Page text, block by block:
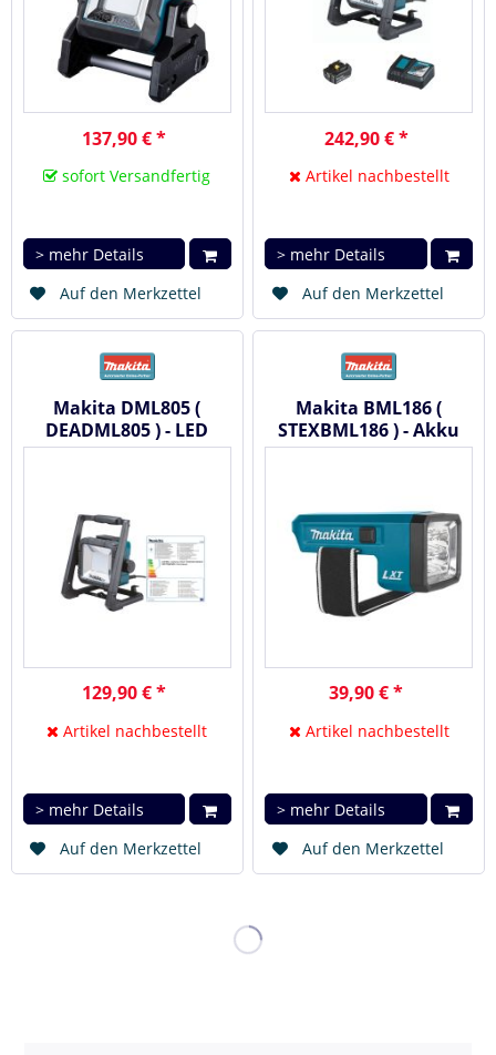
137,90 € *
sofort Versandfertig
> mehr Details
Auf den Merkzettel
242,90 € *
Artikel nachbestellt
> mehr Details
Auf den Merkzettel
Makita DML805 (
DEADML805 ) - LED
Baustrahler 18 V / 14,4
129,90 € *
Artikel nachbestellt
> mehr Details
Auf den Merkzettel
Makita BML186 (
STEXBML186 ) - Akku
Lampe 18 V
39,90 € *
Artikel nachbestellt
> mehr Details
Auf den Merkzettel